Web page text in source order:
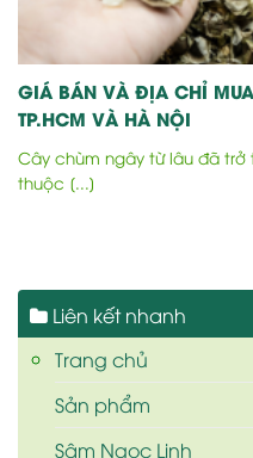
GIÁ BÁN VÀ ĐỊA CHỈ
TP.HCM VÀ HÀ NỘI
Cây chùm ngây từ lâu đã
thuộc [...]
Liên kết nhanh
Trang chủ
Sản phẩm
Sâm Ngọc Linh